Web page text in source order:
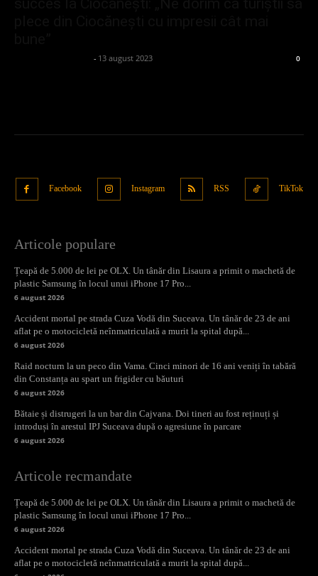
- 13 august 2023 0
Facebook Instagram RSS TikTok
Articole populare
Țeapă de 5.000 de lei pe OLX. Un tânăr din Lisaura a primit o machetă de
plastic Samsung în locul unui iPhone 17 Pro...
6 august 2026
Accident mortal pe strada Cuza Vodă din Suceava. Un tânăr de 23 de ani
aflat pe o motocicletă neînmatriculată a murit la spital după...
6 august 2026
Raid nocturn la un peco din Vama. Cinci minori de 16 ani veniți în tabără
din Constanța au spart un frigider cu băuturi
6 august 2026
Bătaie și distrugeri la un bar din Cajvana. Doi tineri au fost reținuți și
introduși în arestul IPJ Suceava după o agresiune în parcare
6 august 2026
Articole recmandate
Țeapă de 5.000 de lei pe OLX. Un tânăr din Lisaura a primit o machetă de
plastic Samsung în locul unui iPhone 17 Pro...
6 august 2026
Accident mortal pe strada Cuza Vodă din Suceava. Un tânăr de 23 de ani
aflat pe o motocicletă neînmatriculată a murit la spital după...